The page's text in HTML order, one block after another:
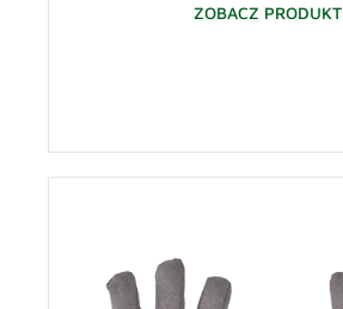
ZOBACZ PRODUKT